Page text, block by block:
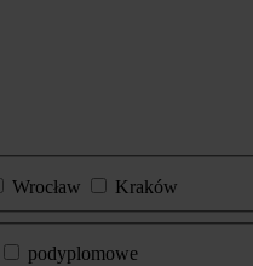
Wrocław
Kraków
podyplomowe